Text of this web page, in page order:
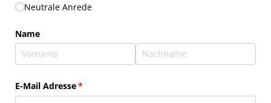
Neutrale Anrede
Name
E-Mail Adresse*
(erforderlich)